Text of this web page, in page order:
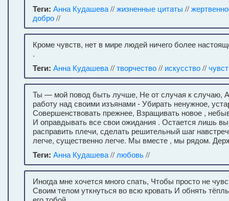
Теги: Анна Кудашева//жизненные цитаты //
добро//
Кроме чувств, нет в мире людей ничего более
.
Теги: Анна Кудашева//творчество// искусство//
Ты — мой повод быть лучше, Не от случая к случаю, А
работу над своими изъянами - Убирать ненужное,
Совершенствовать прежнее, Взращивать новое ,
И оправдывать все свои ожидания . Остается лишь
расправить плечи, сделать решительный шаг
легче, существенно легче. Мы вместе , мы рядом.
Теги: Анна Кудашева// любовь//
Иногда мне хочется много спать, Чтобы просто не
Своим телом уткнуться во всю кровать И обнять